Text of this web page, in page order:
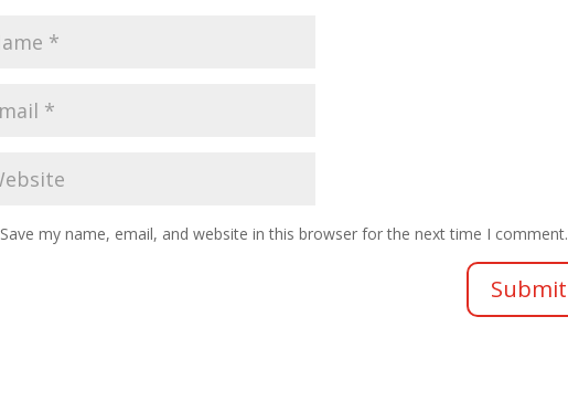
Save my name, email, and website in this browser for the next time I comment.